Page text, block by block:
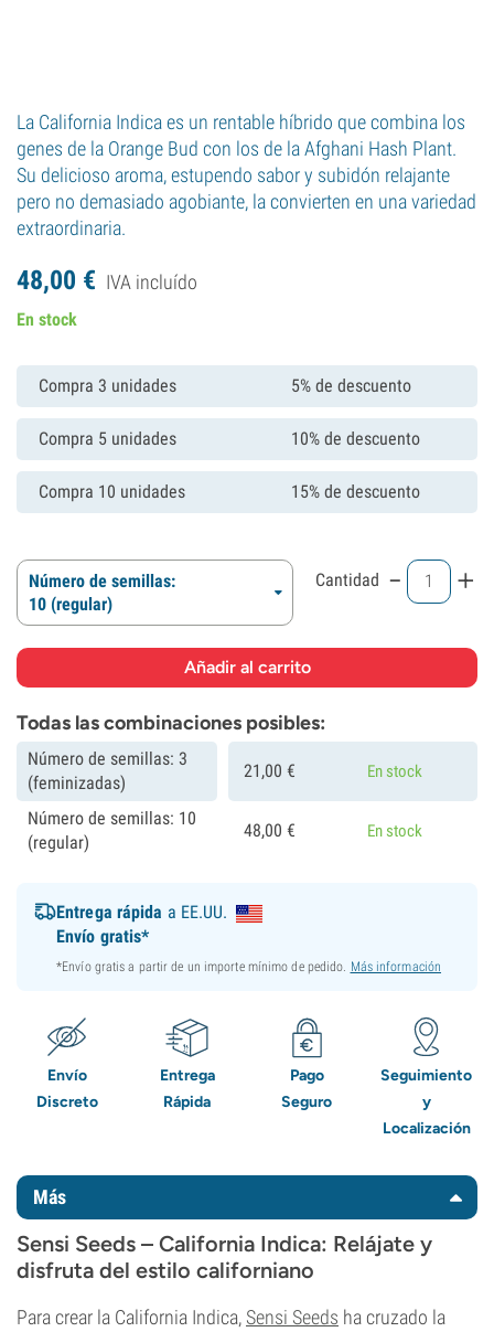
La California Indica es un rentable híbrido que combina los
genes de la Orange Bud con los de la Afghani Hash Plant.
Su delicioso aroma, estupendo sabor y subidón relajante
pero no demasiado agobiante, la convierten en una variedad
extraordinaria.
48,00 € IVA incluído
En stock
Compra 3 unidades 5% de descuento
Compra 5 unidades 10% de descuento
Compra 10 unidades 15% de descuento
Número de semillas:
10 (regular)
Cantidad - +
Todas las combinaciones posibles:
Número de semillas: 3
(feminizadas)
21,00 € En stock
Número de semillas: 10
(regular)
48,00 € En stock
Entrega rápida a EE.UU.
Envío gratis*
*Envío gratis a partir de un importe mínimo de pedido. Más información
Envío
Discreto
Entrega
Rápida
Pago
Seguro
Seguimiento
y
Localización
Más
Sensi Seeds – California Indica: Relájate y
disfruta del estilo californiano
Para crear la California Indica, Sensi Seeds ha cruzado la